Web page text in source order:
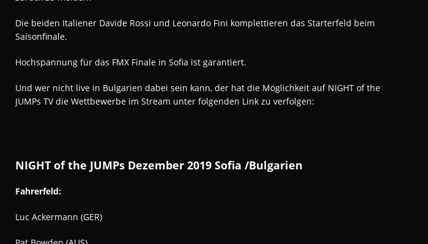
Die beiden Italiener Davide Rossi und Leonardo Fini komplettieren das Starterfeld beim
Saisonfinale.
Hochspannung für das FMX Finale in Sofia ist garantiert.
Und wer nicht live in Bulgarien dabei sein kann, der hat die Möglichkeit auf NIGHT of the
JUMPs TV die Wettbewerbe im Stream unter folgenden Link zu verfolgen:
NIGHT of the JUMPs Dezember 2019 Sofia /Bulgarien
Fahrerfeld:
Luc Ackermann (GER)